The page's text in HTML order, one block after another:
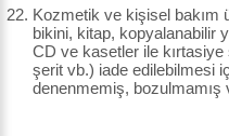
Kozmetik ve kişisel bakım
bikini, kitap, kopyalanabilir
CD ve kasetler ile
şerit vb.) iade edilebilmesi
denenmemiş, bozulmamış